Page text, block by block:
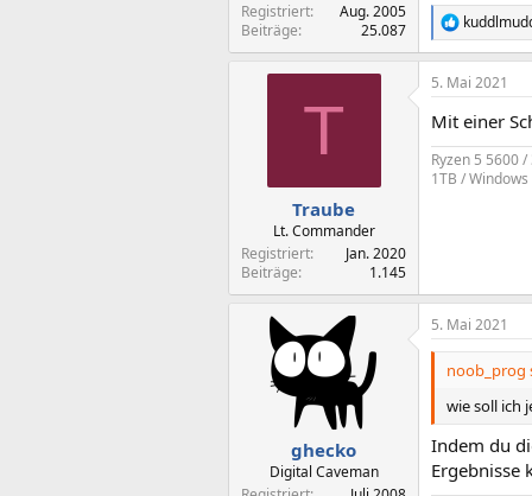
Registriert
Aug. 2005
Beiträge
25.087
R
e
a
k
i
o
n
e
T
Traube
Lt. Commander
Registriert
Jan. 2020
Beiträge
1.145
5. Mai 2021
Mit einer
Ryzen 5 5600
1TB /
ghecko
Digital Caveman
5. Mai 2021
noob_prog
wie soll ich
Indem du
Ergebnisse